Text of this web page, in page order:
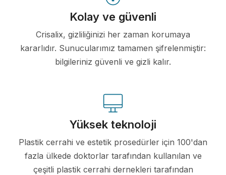
Kolay ve güvenli
Crisalix, gizliliğinizi her zaman korumaya
kararlıdır. Sunucularımız tamamen şifrelenmiştir:
bilgileriniz güvenli ve gizli kalır.
Yüksek teknoloji
Plastik cerrahi ve estetik prosedürler için 100'dan
fazla ülkede doktorlar tarafından kullanılan ve
çeşitli plastik cerrahi dernekleri tarafından